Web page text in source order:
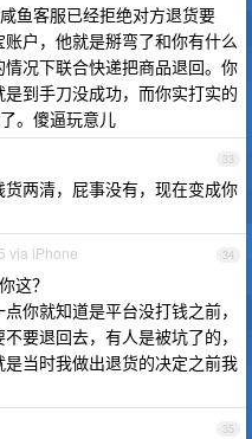
鱼客服已经拒绝对方退货要
户，他就是掰弯了和你有什么
况下联合快递把商品退回。你
到手刀没成功，而你实打实的
。傻逼玩意儿
33
两清，屁事没有，现在变成你
34
via iPhone
这？
你就知道是平台没打钱之前，
要退回去，有人是被坑了的，
当时我做出退货的决定之前我
35